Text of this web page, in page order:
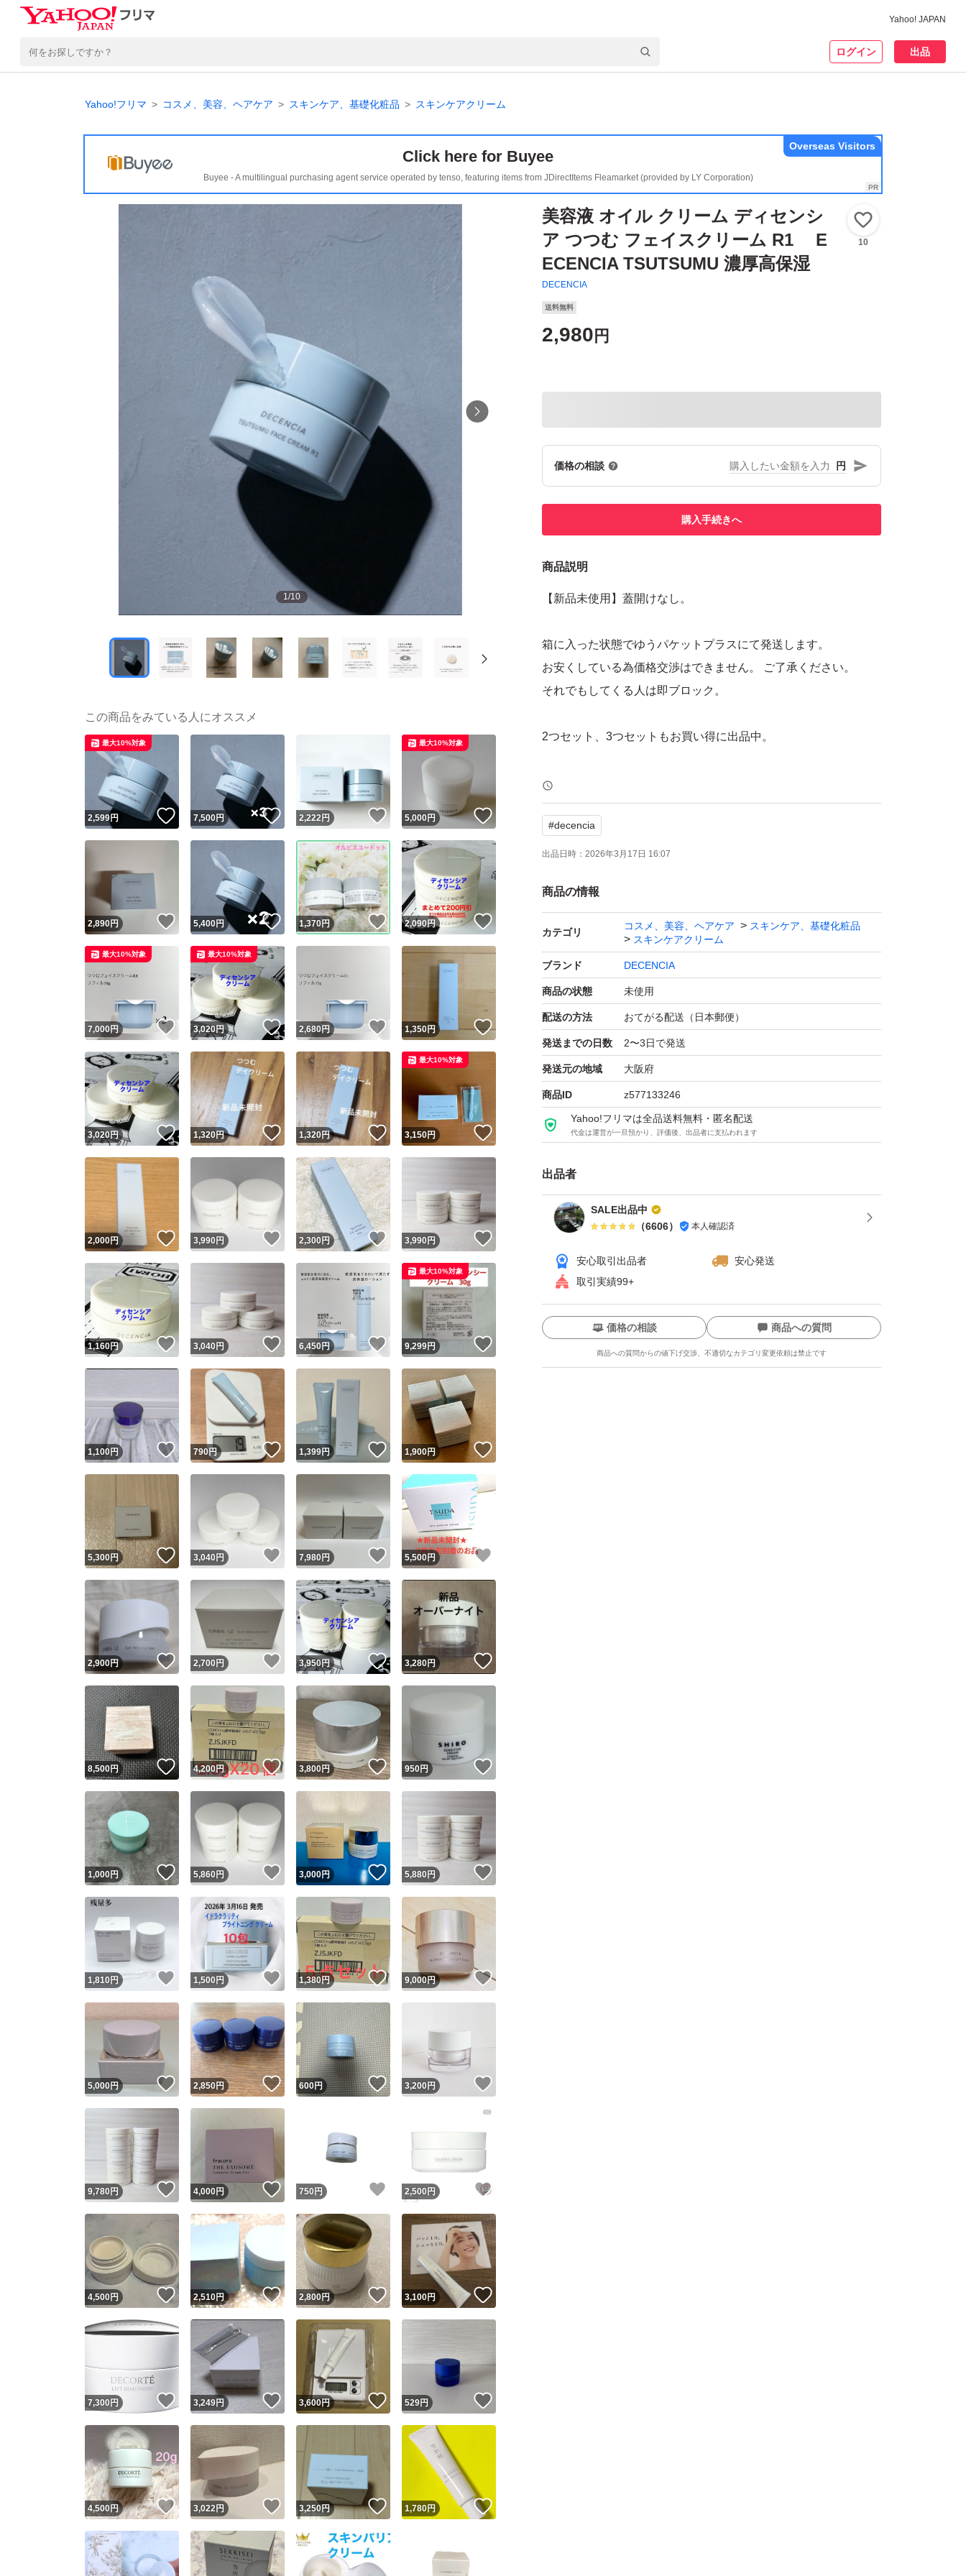
Yahoo! JAPAN
ログイン 出品
Yahoo!フリマ コスメ、美容、ヘアケア スキンケア、基礎化粧品 スキンケアクリーム
Click here for Buyee
Buyee - A multilingual purchasing agent service operated by tenso, featuring items from JDirectItems Fleamarket (provided by LY Corporation)
Overseas Visitors
1/10
美容液 オイル クリーム ディセンシ
ア つつむ フェイスクリーム R1 E
ECENCIA TSUTSUMU 濃厚高保湿
DECENCIA
10
送料無料
2,980 円
価格の相談 円
購入手続きへ
商品説明
【新品未使用】蓋開けなし。
箱に入った状態でゆうパケットプラスにて発送します。
お安くしている為価格交渉はできません。 ご了承ください。
それでもしてくる人は即ブロック。
2つセット、3つセットもお買い得に出品中。
DECENCIAは、ポーラ・オルビスグループの化粧品ブランドで
す。
ポーラ化成研究所と開発、先進の角層研究から生まれました。
うるおいで満たしながら、独自のバリア膜が乾燥などの外部刺激
から肌をしっかり守るクリーム。
濃厚でなめらかなテクスチャーで肌をつつみ、独自技術「ヴァイ
タサイクルヴェール」搭載で、肌表面にうるおいバリアのヴェー
ルを形成。
外部刺激をブロックし、乾燥から肌を守ってしっとりとやわらか
い肌に導きます。
【容量】
【使用期間】
約1.5ヵ月 ※ご使用方法にそった使い方での目安
【その他】
無香料 / 無着色 / アルコール不使用 / アレルギーテスト済み(全て
肌の方の協力による連用テスト済み（全ての方の肌に合うという
わけではありません）/敏感肌パッチテスト済み（全ての方に皮フ
#decencia
出品日時： 2026年3月17日 16:07
商品の情報
カテゴリ
コスメ、美容、ヘアケア
スキンケア、基礎化粧品
スキンケアクリーム
ブランド DECENCIA
商品の状態 未使用
配送の方法 おてがる配送（日本郵便）
発送までの日数 2〜3日で発送
発送元の地域 大阪府
商品ID z577133246
Yahoo!フリマは全品送料無料・匿名配送
代金は運営が一旦預かり、評価後、出品者に支払われます
出品者
SALE出品中
（6606） 本人確認済
安心取引出品者
安心発送
取引実績99+
ユーザーの実績について
Yahoo!フリマが定めた一定の基準を満たしたユーザーにバッジを付与しています
安心取引出品者 Yahoo!フリマの基準をクリアした安心・安全なユーザーです
取引実績
取引実績◯+ このユーザーはYahoo!フリマの取引を完了させた実績があります
他フリマ実績◯+ このユーザーは他フリマサービスでの取引実績があります
スピード&安心発送
※このバッジは実績に基づく表示であり、発送を保証しているものではありません
スピード＆安心発送
このユーザーは高頻度で24時間以内＆設定した発送日数内に発送してい
スピード発送 このユーザーは高頻度で24時間以内に発送しています
安心発送 このユーザーは設定した発送日数内に発送しています
価格の相談 商品への質問
商品への質問からの値下げ交渉、不適切なカテゴリ変更依頼は禁止です
この商品の情報をコピーします
商品画像の 無断転載は禁止されています
コピーは1商品につき1回 です
出品ページへ
この商品をみている人にオススメ
2,599円 いいね！
最大10%対象
7,500円 いいね！
2,222円 いいね！
5,000円 いいね！
最大10%対象
2,890円 いいね！
5,400円 いいね！
1,370円 いいね！
2,090円
7,000円 いいね！
最大10%対象
3,020円 いいね！
最大10%対象
2,680円 いいね！
1,350円 いいね！
3,020円 いいね！
1,320円 いいね！
1,320円 いいね！
3,150円
最大10%対象
2,000円 いいね！
3,990 円 いいね！
2,300円 いいね！
3,990 円
1,160円 いいね！
3,040円 いいね！
6,450円 いいね！
9,299円
最大10%対象
1,100円 いいね！
790円 いいね！
1,399円 いいね！
1,900円 いいね！
5,300円 いいね！
3,040円 いいね！
7,980円 いいね！
5,500円
2,900円 いいね！
2,700 円 いいね！
3,950円 いいね！
3,280円
8,500円 いいね！
4,200円 いいね！
3,800円 いいね！
950円
1,000円 いいね！
5,860 円 いいね！
3,000円 いいね！
5,880 円
1,810 円 いいね！
1,500 円 いいね！
1,380円 いいね！
9,000円 いいね！
5,000円 いいね！
2,850円 いいね！
600円 いいね！
3,200円
9,780 円 いいね！
4,000円 いいね！
750 円 いいね！
2,500 円
4,500円 いいね！
2,510円 いいね！
2,800円 いいね！
3,100円
7,300 円 いいね！
3,249円 いいね！
3,600円 いいね！
529円
4,500円 いいね！
3,022円 いいね！
3,250円 いいね！
1,780円